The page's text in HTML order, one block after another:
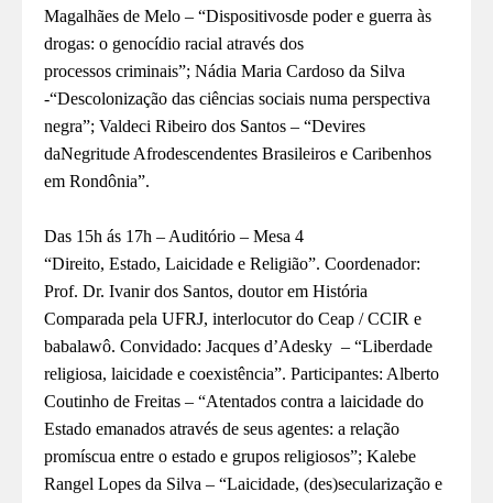
Magalhães de Melo – “Dispositivosde poder e guerra às
drogas: o genocídio racial através dos
processos criminais”; Nádia Maria Cardoso da Silva
-“Descolonização das ciências sociais numa perspectiva
negra”; Valdeci Ribeiro dos Santos – “Devires
daNegritude Afrodescendentes Brasileiros e Caribenhos
em Rondônia”.
Das 15h ás 17h – Auditório – Mesa 4
“Direito, Estado, Laicidade e Religião”. Coordenador:
Prof. Dr. Ivanir dos Santos, doutor em História
Comparada pela UFRJ, interlocutor do Ceap / CCIR e
babalawô. Convidado: Jacques d’Adesky – “Liberdade
religiosa, laicidade e coexistência”. Participantes: Alberto
Coutinho de Freitas – “Atentados contra a laicidade do
Estado emanados através de seus agentes: a relação
promíscua entre o estado e grupos religiosos”; Kalebe
Rangel Lopes da Silva – “Laicidade, (des)secularização e